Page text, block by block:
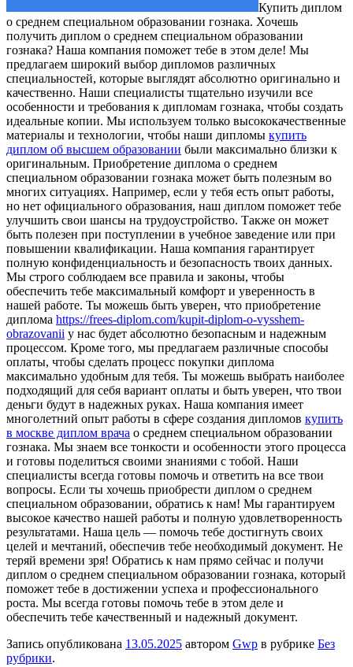
Купить диплoм
o срeднeм специальном образовании гознака. Хочешь
получить диплом о среднем специальном образовании
гознака? Наша компания поможет тебе в этом деле! Мы
предлагаем широкий выбор дипломов различных
специальностей, которые выглядят абсолютно оригинально и
качественно. Наши специалисты тщательно изучили все
особенности и требования к дипломам гознака, чтобы создать
идеальные копии. Мы используем только высококачественные
материалы и технологии, чтобы наши дипломы купить
диплом об высшем образовании были максимально близки к
оригинальным. Приобретение диплома о среднем
специальном образовании гознака может быть полезным во
многих ситуациях. Например, если у тебя есть опыт работы,
но нет официального образования, наш диплом поможет тебе
улучшить свои шансы на трудоустройство. Также он может
быть полезен при поступлении в учебное заведение или при
повышении квалификации. Наша компания гарантирует
полную конфиденциальность и безопасность твоих данных.
Мы строго соблюдаем все правила и законы, чтобы
обеспечить тебе максимальный комфорт и уверенность в
нашей работе. Ты можешь быть уверен, что приобретение
диплома https://frees-diplom.com/kupit-diplom-o-vysshem-
obrazovanii у нас будет абсолютно безопасным и надежным
процессом. Кроме того, мы предлагаем различные способы
оплаты, чтобы сделать процесс покупки диплома
максимально удобным для тебя. Ты можешь выбрать наиболее
подходящий для себя вариант оплаты и быть уверен, что твои
деньги будут в надежных руках. Наша компания имеет
многолетний опыт работы в сфере создания дипломов купить
в москве диплом врача о среднем специальном образовании
гознака. Мы знаем все тонкости и особенности этого процесса
и готовы поделиться своими знаниями с тобой. Наши
специалисты всегда готовы помочь и ответить на все твои
вопросы. Если ты хочешь приобрести диплом о среднем
специальном образовании, обратись к нам! Мы гарантируем
высокое качество нашей работы и полную удовлетворенность
результатами. Наша цель — помочь тебе достигнуть своих
целей и мечтаний, обеспечив тебе необходимый документ. Не
теряй времени зря! Обратись к нам прямо сейчас и получи
диплом о среднем специальном образовании гознака, который
поможет тебе в достижении успеха и профессионального
роста. Мы всегда готовы помочь тебе в этом деле и
обеспечить тебе качественный и надежный документ.
Запись опубликована 13.05.2025 автором Gwp в рубрике Без
рубрики.